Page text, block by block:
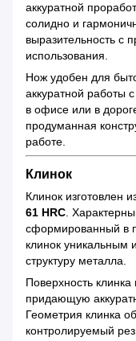
аккуратной
солидно и
выразительность с
использования.
Нож удобен для
аккуратной работы
в офисе или в
продуманная
работе.
Клинок
Клинок изготовлен
61 HRC .
сформированный в
клинок уникальным
структуру металла.
Поверхность
придающую
Геометрия клинка
контролируемый рез.